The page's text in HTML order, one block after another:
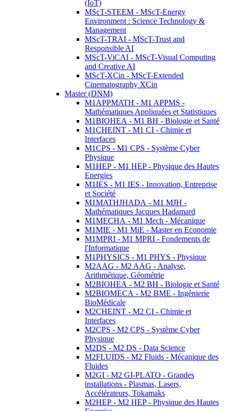
(IoT)
MScT-STEEM - MScT-Energy
Environment : Science Technology &
Management
MScT-TRAI - MScT-Trust and
Responsible AI
MScT-ViCAI - MScT-Visual Computing
and Creative AI
MScT-XCin - MScT-Extended
Cinematography XCin
Master (DNM)
M1APPMATH - M1 APPMS -
Mathématiques Appliquées et Statistiques
M1BIOHEA - M1 BH - Biologie et Santé
M1CHEINT - M1 CI - Chimie et
Interfaces
M1CPS - M1 CPS - Système Cyber
Physique
M1HEP - M1 HEP - Physique des Hautes
Energies
M1IES - M1 IES - Innovation, Entreprise
et Société
M1MATHJHADA - M1 MJH -
Mathématiques Jacques Hadamard
M1MECHA - M1 Mech - Mécanique
M1MIE - M1 MiE - Master en Economie
M1MPRI - M1 MPRI - Fondements de
l'Informatique
M1PHYSICS - M1 PHYS - Physique
M2AAG - M2 AAG - Analyse,
Arithmétique, Géométrie
M2BIOHEA - M2 BH - Biologie et Santé
M2BIOMECA - M2 BME - Ingénierie
BioMédicale
M2CHEINT - M2 CI - Chimie et
Interfaces
M2CPS - M2 CPS - Système Cyber
Physique
M2DS - M2 DS - Data Science
M2FLUIDS - M2 Fluids - Mécanique des
Fluides
M2GI - M2 GI-PLATO - Grandes
installations - Plasmas, Lasers,
Accélérateurs, Tokamaks
M2HEP - M2 HEP - Physique des Hautes